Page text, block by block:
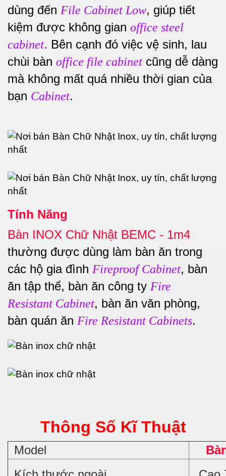
dùng đến File Cabinet Low, giúp tiết
kiệm được không gian office steel
cabinet. Bên cạnh đó việc vệ sinh, lau
chùi bàn office file cabinet cũng dễ dàng
mà không mất quá nhiều thời gian của
bạn Cabinet.
Tính Năng
Bàn INOX Chữ Nhật BEMC - 1m4
thường được dùng làm bàn ăn trong
các hộ gia đình Fireproof Cabinet, bàn
ăn tập thể, bàn ăn công ty Fire
Resistant Cabinet, bàn ăn văn phòng,
bàn quán ăn Fire Resistant Cabinets.
Thông Số Kĩ Thuật
Model